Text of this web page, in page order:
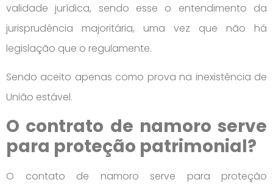
validade jurídica, sendo esse o entendimento da
jurisprudência majoritária, uma vez que não há
legislação que o regulamente.
Sendo aceito apenas como prova na inexistência de
União estável.
O contrato de namoro serve
para proteção patrimonial?
O contato de namoro serve para proteção